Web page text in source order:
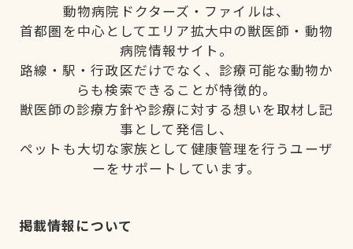
動物病院ドクターズ・ファイルは、
首都圏を中心としてエリア拡大中の獣医師・動物
病院情報サイト。
路線・駅・行政区だけでなく、診療可能な動物か
らも検索できることが特徴的。
獣医師の診療方針や診療に対する想いを取材し記
事として発信し、
ペットも大切な家族として健康管理を行うユーザ
ーをサポートしています。
掲載情報について